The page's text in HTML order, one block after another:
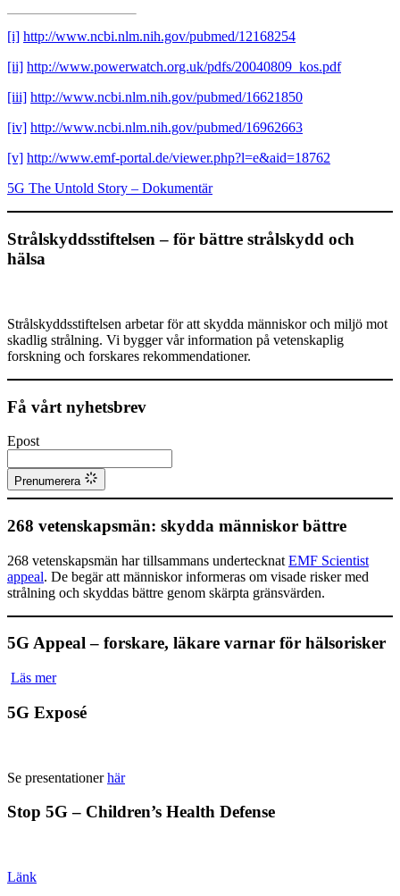
[i] http://www.ncbi.nlm.nih.gov/pubmed/12168254
[ii] http://www.powerwatch.org.uk/pdfs/20040809_kos.pdf
[iii] http://www.ncbi.nlm.nih.gov/pubmed/16621850
[iv] http://www.ncbi.nlm.nih.gov/pubmed/16962663
[v] http://www.emf-portal.de/viewer.php?l=e&aid=18762
5G The Untold Story – Dokumentär
Strålskyddsstiftelsen – för bättre strålskydd och
hälsa
Strålskyddsstiftelsen arbetar för att skydda människor och miljö mot
skadlig strålning. Vi bygger vår information på vetenskaplig
forskning och forskares rekommendationer.
Få vårt nyhetsbrev
Epost
Prenumerera
268 vetenskapsmän: skydda människor bättre
268 vetenskapsmän har tillsammans undertecknat EMF Scientist
appeal. De begär att människor informeras om visade risker med
strålning och skyddas bättre genom skärpta gränsvärden.
5G Appeal – forskare, läkare varnar för hälsorisker
Läs mer
5G Exposé
Se presentationerhär
Stop 5G – Children’s Health Defense
Länk